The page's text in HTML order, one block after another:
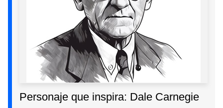
Personaje que inspira: Dale Carnegie